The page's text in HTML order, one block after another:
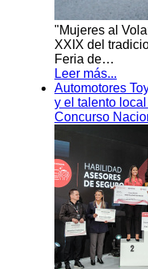
"Mujeres al
XXIX del
Feria de…
Leer más...
Automotores
y el talento
Concurso